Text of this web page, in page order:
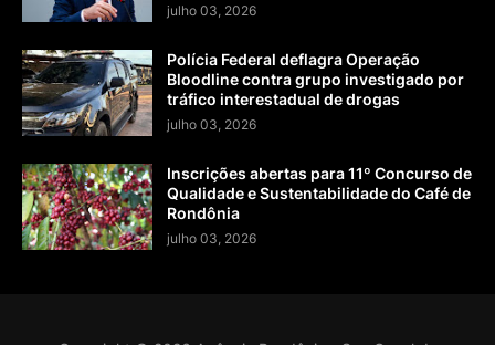
julho 03, 2026
Polícia Federal deflagra Operação
Bloodline contra grupo investigado por
tráfico interestadual de drogas
julho 03, 2026
Inscrições abertas para 11º Concurso de
Qualidade e Sustentabilidade do Café de
Rondônia
julho 03, 2026